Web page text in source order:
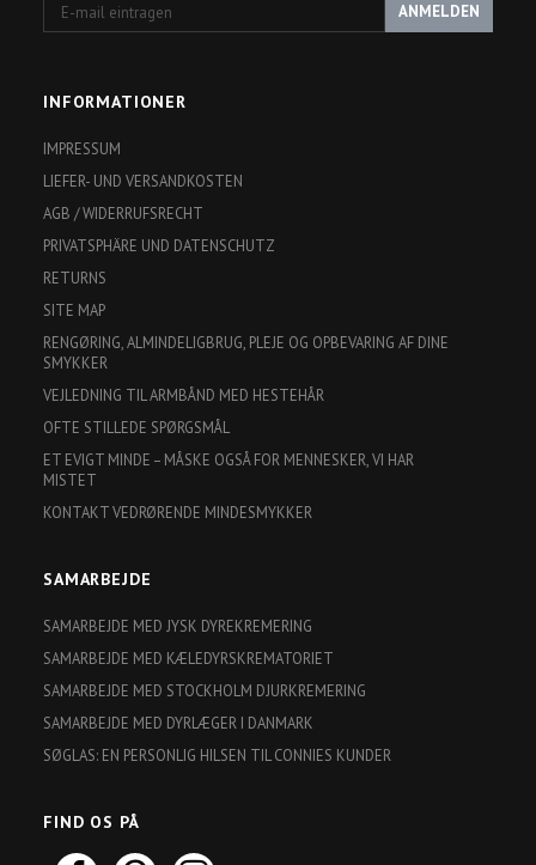
mail
ANMELDEN
INFORMATIONER
IMPRESSUM
LIEFER- UND VERSANDKOSTEN
AGB / WIDERRUFSRECHT
PRIVATSPHÄRE UND DATENSCHUTZ
RETURNS
SITE MAP
RENGØRING, ALMINDELIGBRUG, PLEJE OG OPBEVARING AF DINE
SMYKKER
VEJLEDNING TIL ARMBÅND MED HESTEHÅR
OFTE STILLEDE SPØRGSMÅL
ET EVIGT MINDE – MÅSKE OGSÅ FOR MENNESKER, VI HAR
MISTET
KONTAKT VEDRØRENDE MINDESMYKKER
SAMARBEJDE
SAMARBEJDE MED JYSK DYREKREMERING
SAMARBEJDE MED KÆLEDYRSKREMATORIET
SAMARBEJDE MED STOCKHOLM DJURKREMERING
SAMARBEJDE MED DYRLÆGER I DANMARK
SØGLAS: EN PERSONLIG HILSEN TIL CONNIES KUNDER
FIND OS PÅ